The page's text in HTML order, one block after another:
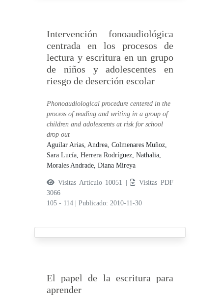
Intervención fonoaudiológica
centrada en los procesos de
lectura y escritura en un grupo
de niños y adolescentes en
riesgo de deserción escolar
Phonoaudiological procedure centered in the
process of reading and writing in a group of
children and adolescents at risk for school
drop out
Aguilar Arias, Andrea,Colmenares Muñoz,
Sara Lucía,Herrera Rodríguez, Nathalia,
Morales Andrade, Diana Mireya
Visitas Artículo 10051 |
Visitas PDF
3066
105 - 114
|Publicado: 2010-11-30
El papel de la escritura para
aprender